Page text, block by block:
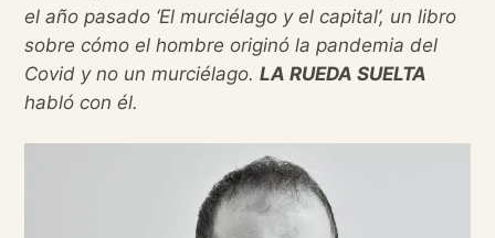
el año pasado ‘El murciélago y el capital’, un libro
sobre cómo el hombre originó la pandemia del
Covid y no un murciélago. LA RUEDA SUELTA
habló con él.